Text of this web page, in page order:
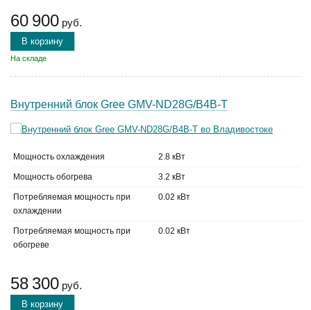
60 900 руб.
В корзину
На складе
Внутренний блок Gree GMV-ND28G/B4B-T
Мощность охлаждения 2.8 кВт
Мощность обогрева 3.2 кВт
Потребляемая мощность при
охлаждении
0.02 кВт
Потребляемая мощность при
обогреве
0.02 кВт
58 300 руб.
В корзину